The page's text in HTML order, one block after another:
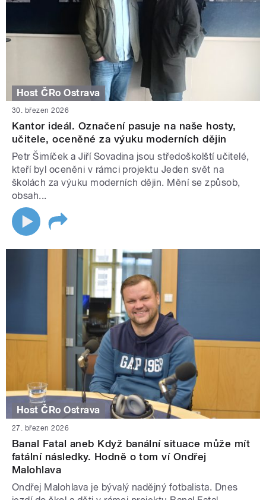
Host ČRo Ostrava
30. březen 2026
Kantor ideál. Označení pasuje na naše hosty,
učitele, oceněné za výuku moderních dějin
Petr Šimíček a Jiří Sovadina jsou středoškolští učitelé,
kteří byl oceněni v rámci projektu Jeden svět na
školách za výuku moderních dějin. Mění se způsob,
obsah...
Host ČRo Ostrava
27. březen 2026
Banal Fatal aneb Když banální situace může mít
fatální následky. Hodně o tom ví Ondřej
Malohlava
Ondřej Malohlava je bývalý nadějný fotbalista. Dnes